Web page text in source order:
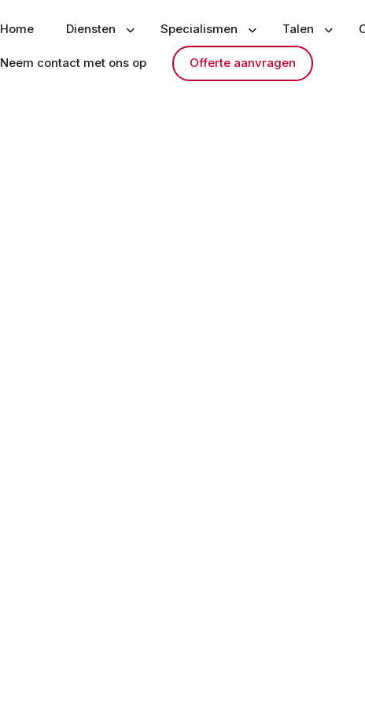
Home Diensten Specialismen Talen
Neem contact met ons op Offerte aanvragen